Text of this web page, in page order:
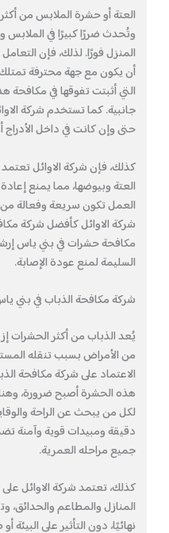
العتة أو حشرة الملابس من
وتُحدث ضررًا كبيرًا في
المنزل فورًا. لذلك، فإن
أن يكون مع جهة محترفة تمتلك
التي أثبتت تفوقها في مكافحة
جانبية. كما تستخدم شركة
حتى وإن كانت في داخل الأدراج
كذلك، فإن شركة الاوائل
العتة وبيوضها، مما يمنع إعادة
العمل تكون سريعة وفعالة من
شركة الاوائل كأفضل شركة
مكافحة حشرات في بني ياس
السليمة لمنع عودة الإصابة.
شركة مكافحة الذباب في بني ياس
يُعد الذباب من أكثر الحشرات
من الأمراض بسبب تنقله
الاعتماد على شركة مكافحة
هذه الحشرة أصبح ضرورة، وهنا
لكل من يبحث عن الراحة
دقيقة ومبيدات قوية وآمنة
جميع مراحله العمرية.
كذلك، تعتمد شركة الاوائل
المنازل والمطاعم
نهائيًا، دون التأثير على